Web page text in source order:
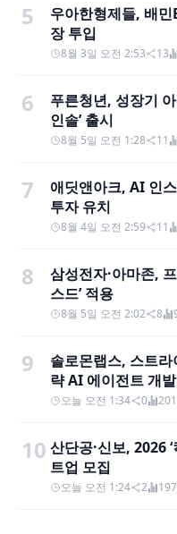
5
우아한형제들, 배
장 투입
8월 3일 오전 2:53 13
6
푸른청년, 성장기
인솔’ 출시
8월 5일 오전 1:28 11
7
애딧앤아크, AI 인
투자 유치
8월 4일 오전 2:59 11
8
삼성전자·아마존,
스드’ 적용
8월 5일 오전 2:02 8
9
솔로몬랩스, 스트
략 AI 에이전트 개
오늘 오전 1:34 0 201
10 산단공·신보, 2026
트업 모집
오늘 오전 1:24 2 197